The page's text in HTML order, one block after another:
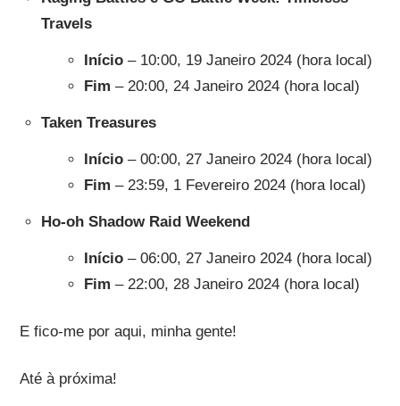
Travels
Início– 10:00, 19 Janeiro 2024 (hora local)
Fim – 20:00, 24 Janeiro 2024 (hora local)
Taken Treasures
Início– 00:00, 27 Janeiro 2024 (hora local)
Fim – 23:59, 1 Fevereiro 2024 (hora local)
Ho-oh Shadow Raid Weekend
Início– 06:00, 27 Janeiro 2024 (hora local)
Fim – 22:00, 28 Janeiro 2024 (hora local)
E fico-me por aqui, minha gente!
Até à próxima!